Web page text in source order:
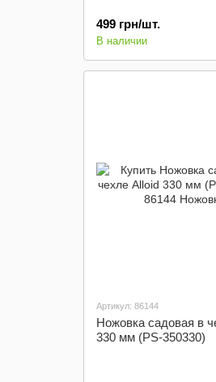
499 грн/шт.
В наличии
Артикул: 86144
Ножовка садовая в
330 мм (PS-350330)